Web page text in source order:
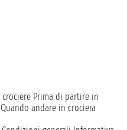
Prima di partire in
Quando andare in crociera